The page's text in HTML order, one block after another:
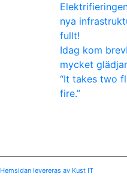
nya
fullt!
Idag kom
mycket
“It takes two
fire.”
Hemsidan levereras av Kust IT